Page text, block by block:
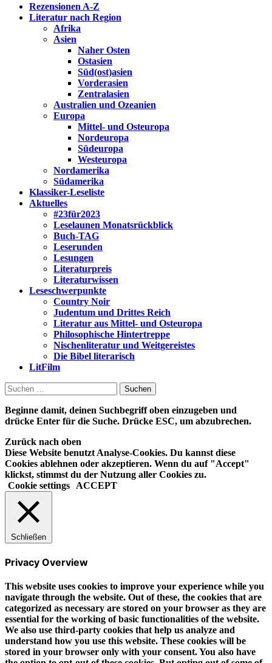
Rezensionen A-Z
Literatur nach Region
Afrika
Asien
Naher Osten
Ostasien
Süd(ost)asien
Vorderasien
Zentralasien
Australien und Ozeanien
Europa
Mittel- und Osteuropa
Nordeuropa
Südeuropa
Westeuropa
Nordamerika
Südamerika
Klassiker-Leseliste
Aktuelles
#23für2023
Leselaunen Monatsrückblick
Buch-TAG
Leserunden
Lesungen
Literaturpreis
Literaturwissen
Leseschwerpunkte
Country Noir
Judentum und Drittes Reich
Literatur aus Mittel- und Osteuropa
Philosophische Hintertreppe
Nischenliteratur und Weitgereistes
Die Bibel literarisch
LitFilm
Suchen
nach:
Beginne damit, deinen Suchbegriff oben einzugeben und
drücke Enter für die Suche. Drücke ESC, um abzubrechen.
Zurück nach oben
Diese Website benutzt Analyse-Cookies. Du kannst diese
Cookies ablehnen oder akzeptieren. Wenn du auf "Accept"
klickst, stimmst du der Nutzung aller Cookies zu.
Cookie settings
ACCEPT
Schließen
Privacy Overview
This website uses cookies to improve your experience while you
navigate through the website. Out of these, the cookies that are
categorized as necessary are stored on your browser as they are
essential for the working of basic functionalities of the website.
We also use third-party cookies that help us analyze and
understand how you use this website. These cookies will be
stored in your browser only with your consent. You also have